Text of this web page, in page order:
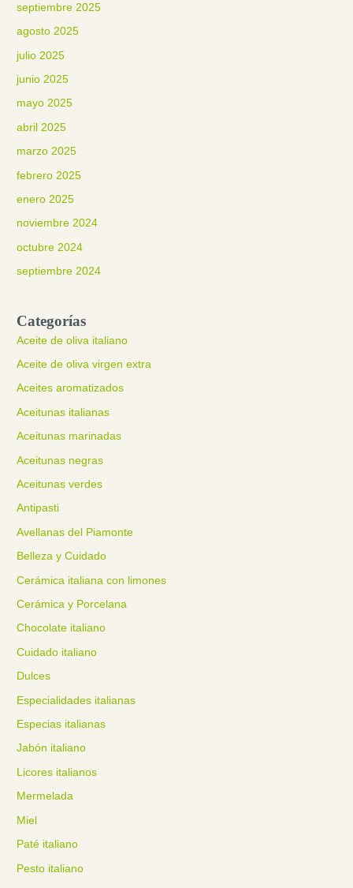
septiembre 2025
agosto 2025
julio 2025
junio 2025
mayo 2025
abril 2025
marzo 2025
febrero 2025
enero 2025
noviembre 2024
octubre 2024
septiembre 2024
Categorías
Aceite de oliva italiano
Aceite de oliva virgen extra
Aceites aromatizados
Aceitunas italianas
Aceitunas marinadas
Aceitunas negras
Aceitunas verdes
Antipasti
Avellanas del Piamonte
Belleza y Cuidado
Cerámica italiana con limones
Cerámica y Porcelana
Chocolate italiano
Cuidado italiano
Dulces
Especialidades italianas
Especias italianas
Jabón italiano
Licores italianos
Mermelada
Miel
Paté italiano
Pesto italiano